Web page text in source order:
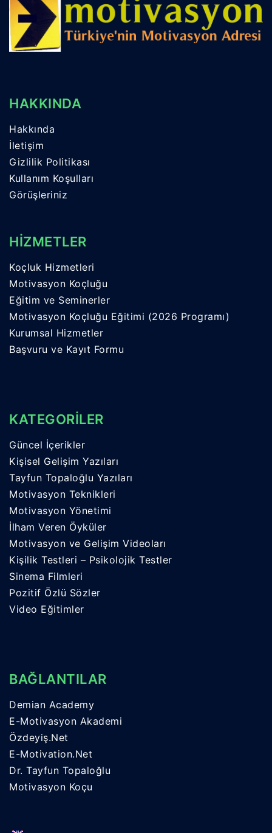
HAKKINDA
Hakkında
İletişim
Gizlilik Politikası
Kullanım Koşulları
Görüşleriniz
HİZMETLER
Koçluk Hizmetleri
Motivasyon Koçluğu
Eğitim ve Seminerler
Motivasyon Koçluğu Eğitimi (2026 Programı)
Kurumsal Hizmetler
Başvuru ve Kayıt Formu
KATEGORİLER
Güncel İçerikler
Kişisel Gelişim Yazıları
Tayfun Topaloğlu Yazıları
Motivasyon Teknikleri
Motivasyon Yönetimi
İlham Veren Öyküler
Motivasyon ve Gelişim Videoları
Kişilik Testleri – Psikolojik Testler
Sinema Filmleri
Pozitif Özlü Sözler
Video Eğitimler
BAĞLANTILAR
Demian Academy
E-Motivasyon Akademi
Özdeyiş.Net
E-Motivation.Net
Dr. Tayfun Topaloğlu
Motivasyon Koçu